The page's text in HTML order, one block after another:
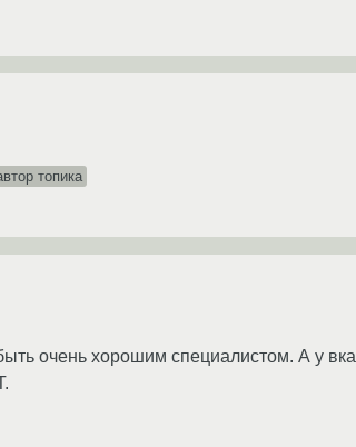
топика
очень хорошим специалистом. А у